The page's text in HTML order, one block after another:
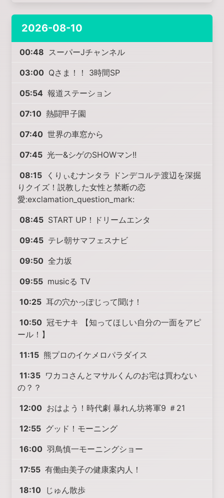
2026-08-10
00:48 スーパーJチャンネル
03:00 Qさま！！ 3時間SP
05:54 報道ステーション
07:10 熱闘甲子園
07:40 世界の車窓から
07:45 光一&シゲのSHOWマン!!
08:15
くりぃむナンタラ ドンデコルテ渡辺を深掘
りクイズ！説教した女性と禁断の恋
愛:exclamation_question_mark:
08:45 START UP！ドリームエンタ
09:45 テレ朝サマフェスナビ
09:50 全力坂
09:55 musicる TV
10:25 耳の穴かっぽじって聞け！
10:50 冠モナキ 【知ってほしい自分の一面をアピ
ール！】
11:15 熊プロのイケメロパラダイス
11:35 ワカコさんとマサルくんのお宅は買わない
の？？
12:00 おはよう！時代劇 暴れん坊将軍9 ＃21
12:55 グッド！モーニング
16:00 羽鳥慎一モーニングショー
17:55 有働由美子の健康案内人！
18:10 じゅん散歩